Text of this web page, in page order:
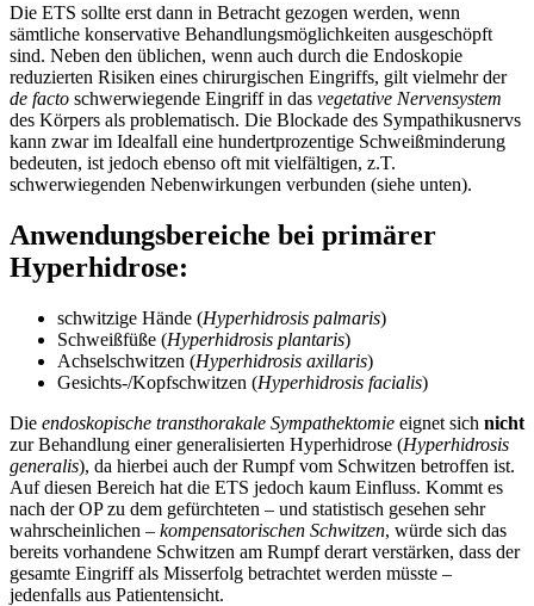
Die ETS sollte erst dann in Betracht gezogen werden, wenn
sämtliche konservative Behandlungsmöglichkeiten ausgeschöpft
sind. Neben den üblichen, wenn auch durch die Endoskopie
reduzierten Risiken eines chirurgischen Eingriffs, gilt vielmehr der
de facto schwerwiegende Eingriff in das vegetative Nervensystem
des Körpers als problematisch. Die Blockade des Sympathikusnervs
kann zwar im Idealfall eine hundertprozentige Schweißminderung
bedeuten, ist jedoch ebenso oft mit vielfältigen, z.T.
schwerwiegenden Nebenwirkungen verbunden (siehe unten).
Anwendungsbereiche bei primärer
Hyperhidrose:
schwitzige Hände (Hyperhidrosis palmaris)
Schweißfüße (Hyperhidrosis plantaris)
Achselschwitzen (Hyperhidrosis axillaris)
Gesichts-/Kopfschwitzen (Hyperhidrosis facialis)
Die endoskopische transthorakale Sympathektomie eignet sich nicht
zur Behandlung einer generalisierten Hyperhidrose (Hyperhidrosis
generalis), da hierbei auch der Rumpf vom Schwitzen betroffen ist.
Auf diesen Bereich hat die ETS jedoch kaum Einfluss. Kommt es
nach der OP zu dem gefürchteten – und statistisch gesehen sehr
wahrscheinlichen – kompensatorischen Schwitzen, würde sich das
bereits vorhandene Schwitzen am Rumpf derart verstärken, dass der
gesamte Eingriff als Misserfolg betrachtet werden müsste –
jedenfalls aus Patientensicht.